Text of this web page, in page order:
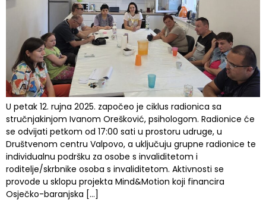
U petak 12. rujna 2025. započeo je ciklus radionica sa
stručnjakinjom Ivanom Orešković, psihologom. Radionice će
se odvijati petkom od 17:00 sati u prostoru udruge, u
Društvenom centru Valpovo, a uključuju grupne radionice te
individualnu podršku za osobe s invaliditetom i
roditelje/skrbnike osoba s invaliditetom. Aktivnosti se
provode u sklopu projekta Mind&Motion koji financira
Osječko-baranjska […]